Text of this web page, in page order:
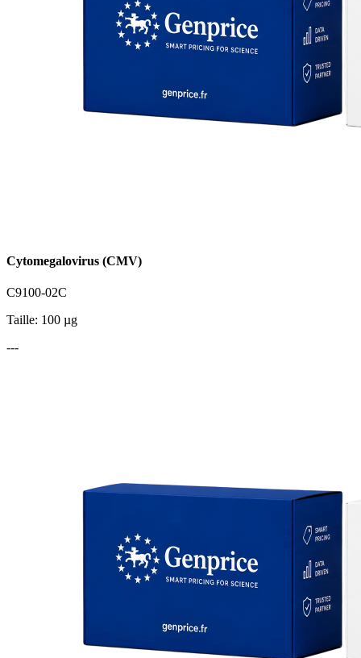
Cytomegalovirus (CMV)
C9100-02C
Taille: 100 µg
---